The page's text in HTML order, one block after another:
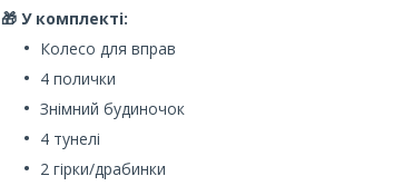
🎁 У комплекті:
Колесо для вправ
4 полички
Знімний будиночок
4 тунелі
2 гірки/драбинки